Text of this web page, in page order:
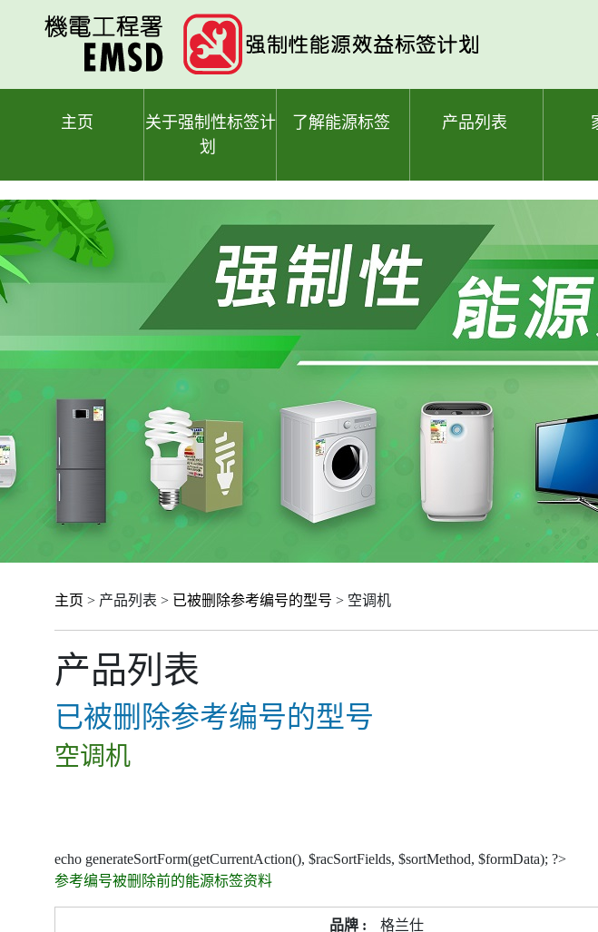
主页
关于强制性标签计
划
了解能源标签 产品列表
主页 > 产品列表 > 已被删除参考编号的型号 > 空调机
产品列表
已被删除参考编号的型号
空调机
echo generateSortForm(getCurrentAction(), $racSortFields, $sortMethod, $formData); ?>
参考编号被删除前的能源标签资料
格兰仕